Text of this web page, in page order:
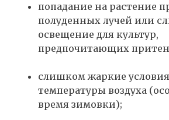
попадание на растение
полуденных лучей или
освещение для культур,
предпочитающих
слишком жаркие
температуры воздуха
время зимовки);